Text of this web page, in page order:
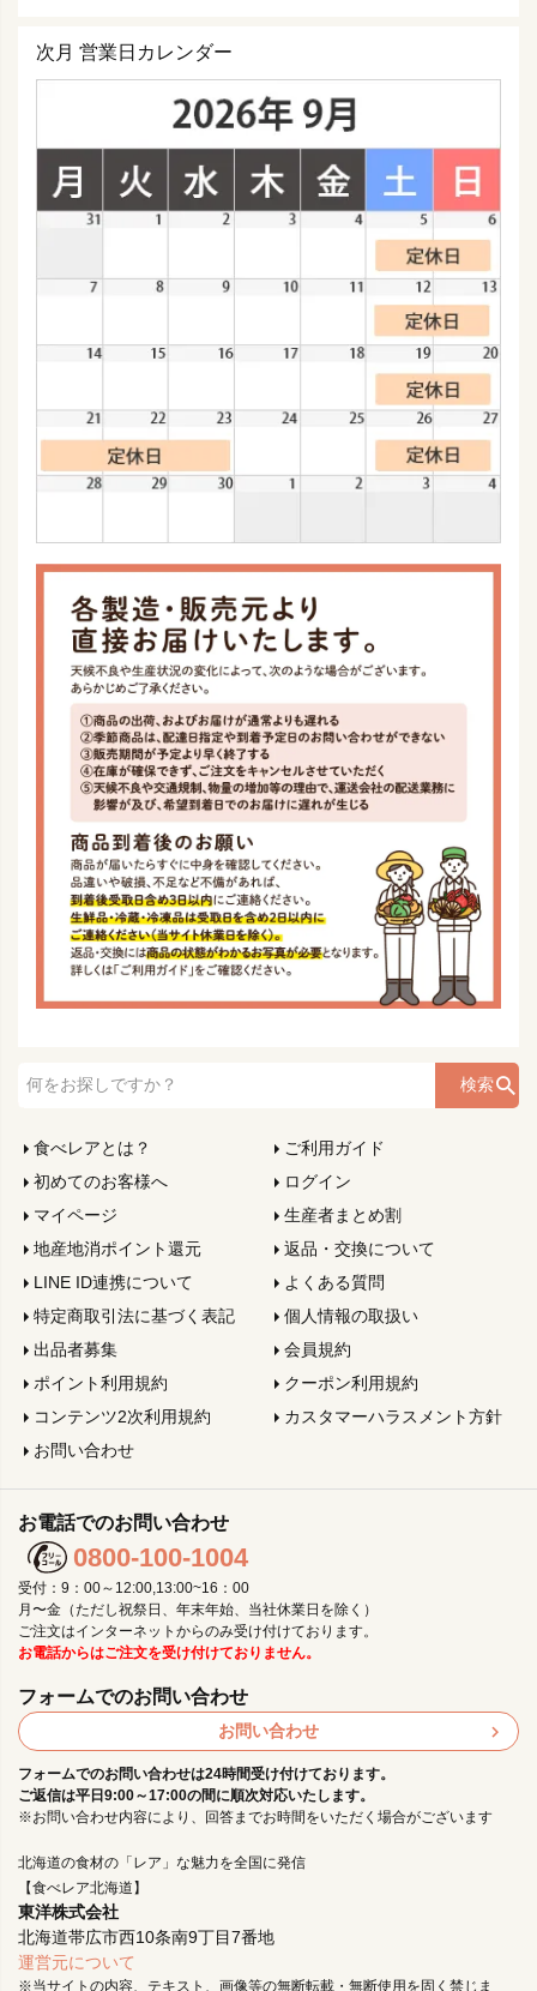
次月 営業日カレンダー
検索
食べレアとは？
ご利用ガイド
初めてのお客様へ
ログイン
マイページ
生産者まとめ割
地産地消ポイント還元
返品・交換について
LINE ID連携について
よくある質問
特定商取引法に基づく表記
個人情報の取扱い
出品者募集
会員規約
ポイント利用規約
クーポン利用規約
コンテンツ2次利用規約
カスタマーハラスメント方針
お問い合わせ
北海道の食材の「レア」な魅力を全国に発信
【食べレア北海道】
東洋株式会社
北海道帯広市西10条南9丁目7番地
運営元について
※当サイトの内容、テキスト、画像等の無断転載・無断使用を固く禁じま
お電話でのお問い合わせ
0800-100-1004
受付：9：00～12:00,13:00~16：00
月〜金（ただし祝祭日、年末年始、当社休業日を除く）
ご注文はインターネットからのみ受け付けております。
お電話からはご注文を受け付けておりません。
フォームでのお問い合わせ
お問い合わせ
フォームでのお問い合わせは24時間受け付けております。
ご返信は平日9:00～17:00の間に順次対応いたします。
※お問い合わせ内容により、回答までお時間をいただく場合がございます